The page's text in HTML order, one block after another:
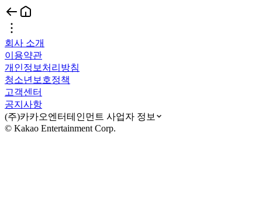
회사 소개
이용약관
개인정보처리방침
청소년보호정책
고객센터
공지사항
(주)카카오엔터테인먼트 사업자 정보
© Kakao Entertainment Corp.